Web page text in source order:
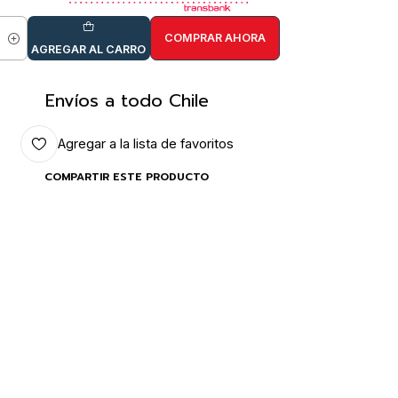
AGREGAR AL CARRO
COMPRAR AHORA
Envíos a todo Chile
Agregar a la lista de favoritos
COMPARTIR ESTE PRODUCTO